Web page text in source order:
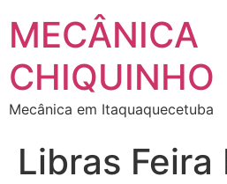
MECÂNICA
CHIQUINHO
Mecânica em Itaquaquecetuba
Libras Feira